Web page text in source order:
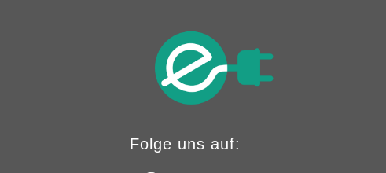
Folge uns auf: